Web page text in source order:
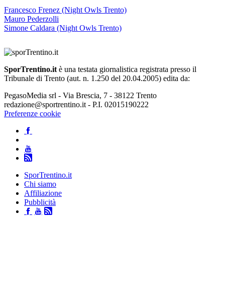
Francesco Frenez (Night Owls Trento)
Mauro Pederzolli
Simone Caldara (Night Owls Trento)
SporTrentino.it è una testata giornalistica registrata presso il
Tribunale di Trento (aut. n. 1.250 del 20.04.2005) edita da:
PegasoMedia srl - Via Brescia, 7 - 38122 Trento
redazione@sportrentino.it - P.I. 02015190222
Preferenze cookie
SporTrentino.it
Chi siamo
Affiliazione
Pubblicità